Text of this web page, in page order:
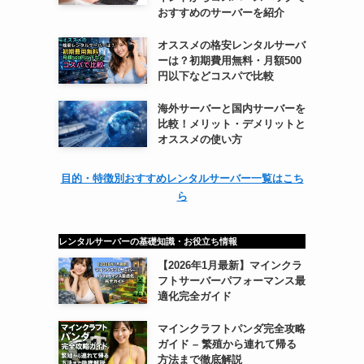
おすすめのサーバーを紹介
オススメの格安レンタルサーバ
ーは？初期費用無料・月額500
円以下などコスパで比較
海外サーバーと国内サーバーを
比較！メリット・デメリットと
オススメの使い方
目的・特徴別おすすめレンタルサーバー一覧はこち
ら
レンタルサーバーの基礎知識・お役立ち情報
【2026年1月最新】マインクラ
フトサーバーパフォーマンス最
適化完全ガイド
マインクラフトパンダ完全攻略
ガイド – 繁殖から連れて帰る
方法まで徹底解説